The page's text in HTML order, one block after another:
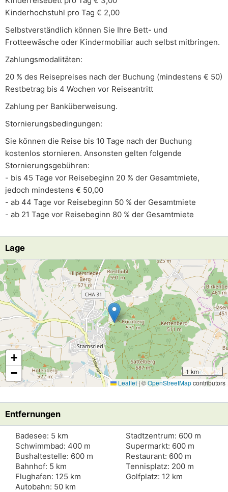
Kinderhochstuhl pro Tag € 2,00
Selbstverständlich können Sie Ihre Bett- und
Frotteewäsche oder Kindermobiliar auch selbst mitbringen.
Zahlungsmodalitäten:
20 % des Reisepreises nach der Buchung (mindestens € 50)
Restbetrag bis 4 Wochen vor Reiseantritt
Zahlung per Banküberweisung.
Stornierungsbedingungen:
Sie können die Reise bis 10 Tage nach der Buchung
kostenlos stornieren. Ansonsten gelten folgende
Stornierungsgebühren:
- bis 45 Tage vor Reisebeginn 20 % der Gesamtmiete,
jedoch mindestens € 50,00
- ab 44 Tage vor Reisebeginn 50 % der Gesamtmiete
- ab 21 Tage vor Reisebeginn 80 % der Gesamtmiete
Lage
Lade Lageplan
+
−
1 km
Leaflet |©OpenStreetMapcontributors
Entfernungen
Badesee: 5 km
Schwimmbad: 400 m
Bushaltestelle: 600 m
Bahnhof: 5 km
Flughafen: 125 km
Autobahn: 50 km
Stadtzentrum: 600 m
Supermarkt: 600 m
Restaurant: 600 m
Tennisplatz: 200 m
Golfplatz: 12 km